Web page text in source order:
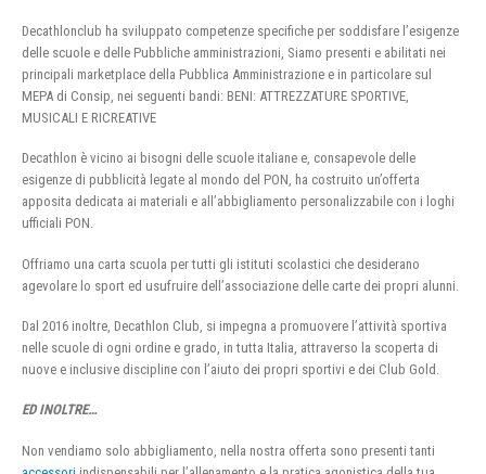
Decathlonclub ha sviluppato competenze specifiche per soddisfare l’esigenze
delle scuole e delle Pubbliche amministrazioni, Siamo presenti e abilitati nei
principali marketplace della Pubblica Amministrazione e in particolare sul
MEPA di Consip, nei seguenti bandi: BENI: ATTREZZATURE SPORTIVE,
MUSICALI E RICREATIVE
Decathlon è vicino ai bisogni delle scuole italiane e, consapevole delle
esigenze di pubblicità legate al mondo del PON, ha costruito un’offerta
apposita dedicata ai materiali e all’abbigliamento personalizzabile con i loghi
ufficiali PON.
Offriamo una carta scuola per tutti gli istituti scolastici che desiderano
agevolare lo sport ed usufruire dell’associazione delle carte dei propri alunni.
Dal 2016 inoltre, Decathlon Club, si impegna a promuovere l’attività sportiva
nelle scuole di ogni ordine e grado, in tutta Italia, attraverso la scoperta di
nuove e inclusive discipline con l’aiuto dei propri sportivi e dei Club Gold.
ED INOLTRE…
Non vendiamo solo abbigliamento, nella nostra offerta sono presenti tanti